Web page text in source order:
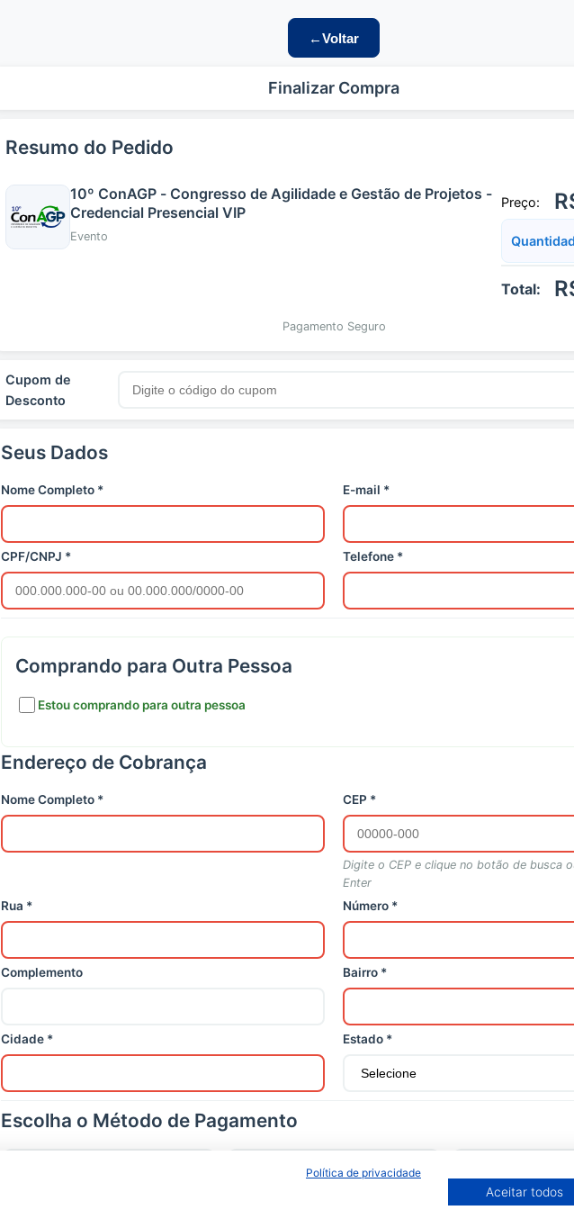
←Voltar
Finalizar Compra
Resumo do Pedido
10º ConAGP - Congresso de Agilidade e Gestão de Projetos -
Credencial Presencial VIP
Evento
Preço:
Total:
Pagamento Seguro
Cupom de
Desconto
Seus Dados
Nome Completo * E-mail *
CPF/CNPJ * Telefone *
Comprando para Outra Pessoa
Estou comprando para outra pessoa
Endereço de Cobrança
Nome Completo * CEP *
Digite o CEP e clique no botão de busca
Enter
Rua * Número *
Complemento Bairro *
Cidade * Estado *
Escolha o Método de Pagamento
Política de privacidade
Aceitar todos